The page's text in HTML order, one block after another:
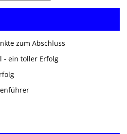
zum Abschluss
- ein toller Erfolg